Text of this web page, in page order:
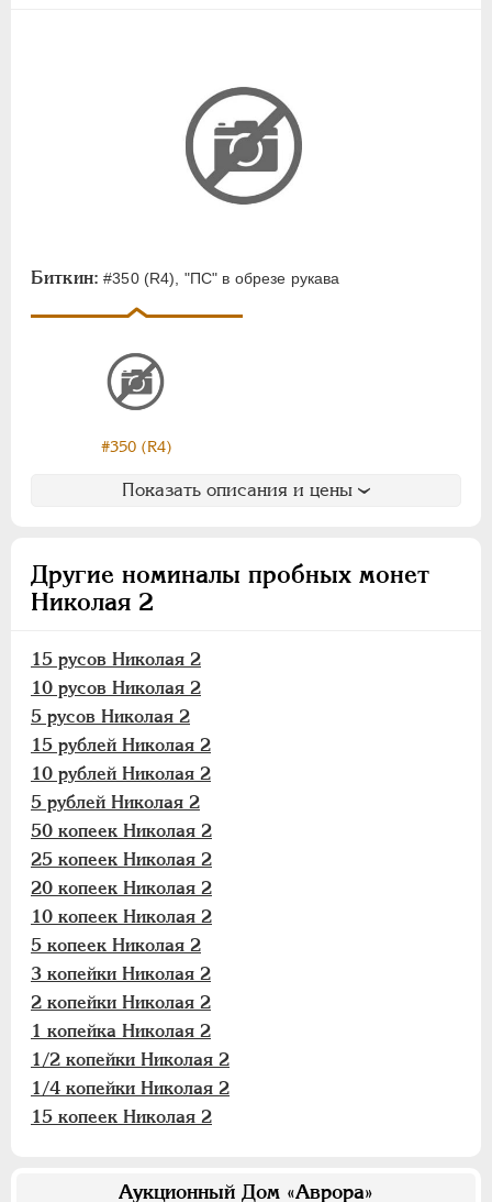
Биткин: #350 (R4), "ПС" в обрезе рукава
#350 (R4)
Показать описания и цены
Другие номиналы пробных монет
Николая 2
15 русов Николая 2
10 русов Николая 2
5 русов Николая 2
15 рублей Николая 2
10 рублей Николая 2
5 рублей Николая 2
50 копеек Николая 2
25 копеек Николая 2
20 копеек Николая 2
10 копеек Николая 2
5 копеек Николая 2
3 копейки Николая 2
2 копейки Николая 2
1 копейка Николая 2
1/2 копейки Николая 2
1/4 копейки Николая 2
15 копеек Николая 2
Аукционный Дом «Аврора»